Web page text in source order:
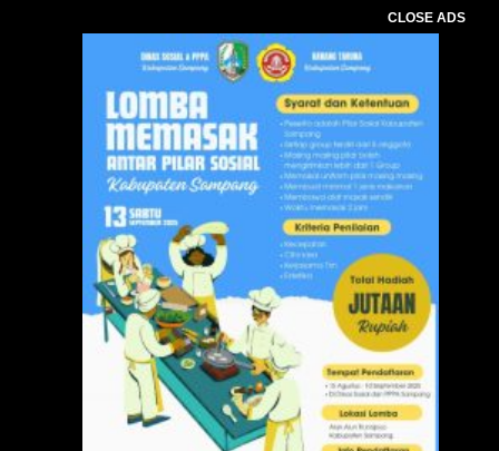
CLOSE ADS